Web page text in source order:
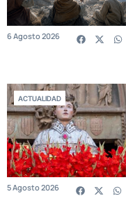
6 Agosto 2026
ACTUALIDAD
5 Agosto 2026